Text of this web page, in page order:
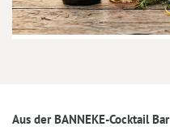
Aus der BANNEKE-Cocktail Bar